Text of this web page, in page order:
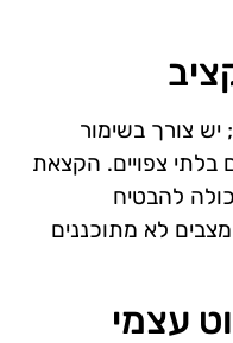
יש צורך בשימור
בלתי צפויים. הקצאת
להבטיח
לא מתוכננים
עצמי